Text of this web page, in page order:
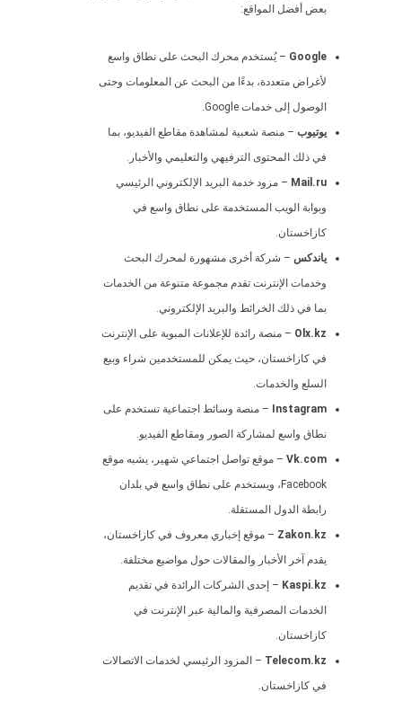
بعض أفضل المواقع:
Google – يُستخدم محرك البحث على نطاق واسع
لأغراض متعددة، بدءًا من البحث عن المعلومات وحتى
الوصول إلى خدمات Google.
يوتيوب – منصة شعبية لمشاهدة مقاطع الفيديو، بما
في ذلك المحتوى الترفيهي والتعليمي والأخبار.
Mail.ru – مزود خدمة البريد الإلكتروني الرئيسي
وبوابة الويب المستخدمة على نطاق واسع في
كازاخستان.
ياندكس – شركة أخرى مشهورة لمحرك البحث
وخدمات الإنترنت تقدم مجموعة متنوعة من الخدمات
بما في ذلك الخرائط والبريد الإلكتروني.
Olx.kz – منصة رائدة للإعلانات المبوبة على الإنترنت
في كازاخستان، حيث يمكن للمستخدمين شراء وبيع
السلع والخدمات.
Instagram
– منصة وسائط اجتماعية تستخدم على
نطاق واسع لمشاركة الصور ومقاطع الفيديو.
Vk.com – موقع تواصل اجتماعي شهير، يشبه موقع
Facebook، ويستخدم على نطاق واسع في بلدان
رابطة الدول المستقلة.
Zakon.kz – موقع إخباري معروف في كازاخستان،
يقدم آخر الأخبار والمقالات حول مواضيع مختلفة.
Kaspi.kz – إحدى الشركات الرائدة في تقديم
الخدمات المصرفية والمالية عبر الإنترنت في
كازاخستان.
Telecom.kz – المزود الرئيسي لخدمات الاتصالات
في كازاخستان.